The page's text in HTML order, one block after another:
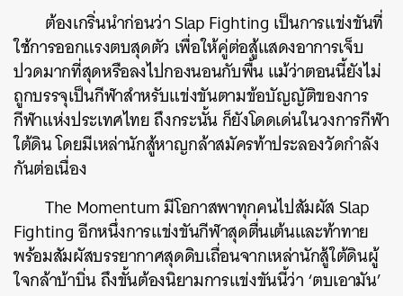
ต้องเกริ่นนำก่อนว่า Slap Fighting เป็นการแข่งขันที่
ใช้การออกแรงตบสุดตัว เพื่อให้คู่ต่อสู้แสดงอาการเจ็บ
ปวดมากที่สุดหรือลงไปกองนอนกับพื้น แม้ว่าตอนนี้ยังไม่
ถูกบรรจุเป็นกีฬาสำหรับแข่งขันตามข้อบัญญัติของการ
กีฬาแห่งประเทศไทย ถึงกระนั้น ก็ยังโดดเด่นในวงการกีฬา
ใต้ดิน โดยมีเหล่านักสู้หาญกล้าสมัครท้าประลองวัดกำลัง
กันต่อเนื่อง
The Momentum มีโอกาสพาทุกคนไปสัมผัส Slap
Fighting อีกหนึ่งการแข่งขันกีฬาสุดตื่นเต้นและท้าทาย
พร้อมสัมผัสบรรยากาศสุดดิบเถื่อนจากเหล่านักสู้ใต้ดินผู้
ใจกล้าบ้าบิ่น ถึงขั้นต้องนิยามการแข่งขันนี้ว่า ‘ตบเอามัน’